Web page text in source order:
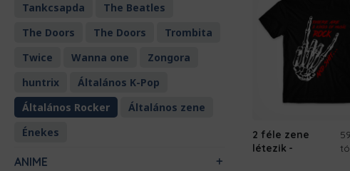
Tankcsapda
The Beatles
The Doors
The Doors
Trombita
Twice
Wanna one
Zongora
huntrix
Általános K-Pop
Általános Rocker
Általános zene
Énekes
ANIME
2 féle zene
létezik